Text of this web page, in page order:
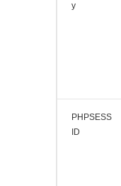
y
PHPSESS
ID